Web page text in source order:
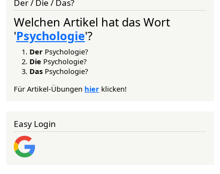
Der / Die / Das?
Welchen Artikel hat das Wort
'Psychologie'?
Der Psychologie?
Die Psychologie?
Das Psychologie?
Für Artikel-Übungen hier klicken!
Easy Login